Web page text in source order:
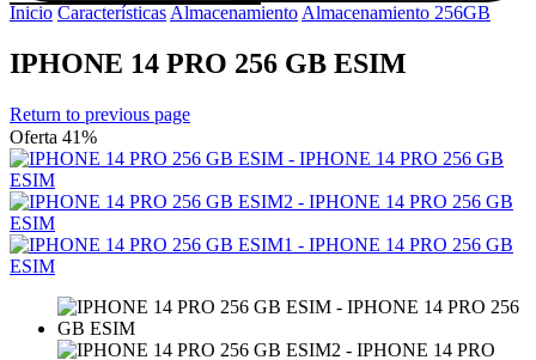
Inicio Características Almacenamiento Almacenamiento 256GB
IPHONE 14 PRO 256 GB ESIM
Return to previous page
Oferta 41%